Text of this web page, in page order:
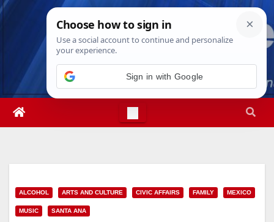
Skip
Thu. Aug 6th, 20265:05:25 AM
ALCOHOL ARTS AND CULTURE CIVIC AFFAIRS FAMILY MEXICO
MUSIC SANTA ANA
Sign in with Google